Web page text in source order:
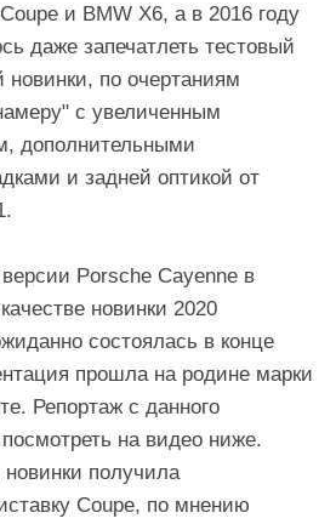
и BMW X6, а в 2016 году
даже запечатлеть тестовый
по очертаниям
с увеличенным
дополнительными
и задней оптикой от
Porsche Cayenne в
новинки 2020
состоялась в конце
прошла на родине марки
Репортаж с данного
на видео ниже.
получила
Coupe, по мнению